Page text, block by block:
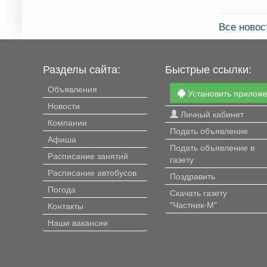
Все
Разделы сайта:
Объявления
Новости
Компании
Афиша
Расписание занятий
Расписание автобусов
Погода
Контакты
Наши вакансии
Быстрые ссылки:
Установить
Личный кабинет
Подать объявление
Подать объявление в
газету
Поздравить
Скачать газету
"Частник-М"